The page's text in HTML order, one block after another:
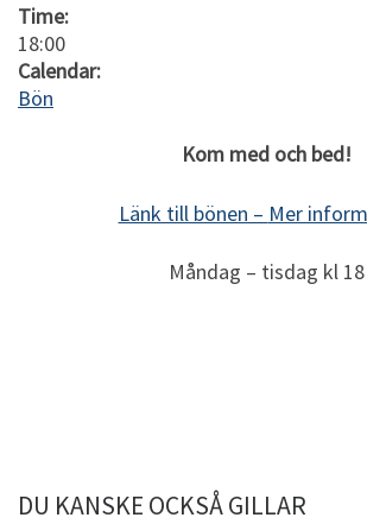
Time:
18:00
Calendar:
Bön
Kom med och bed!
Länk till bönen – Mer
Måndag – tisdag kl 18
DU KANSKE OCKSÅ GILLAR